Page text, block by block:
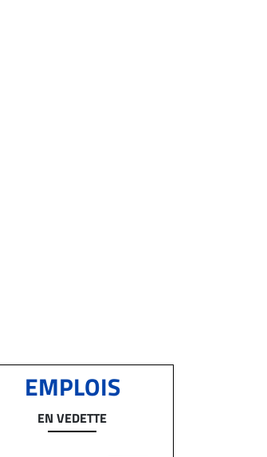
EMPLOIS
EN VEDETTE